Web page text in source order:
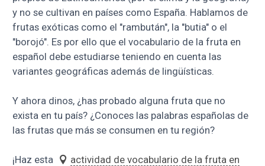
y no se cultivan en países como España. Hablamos de
frutas exóticas como el "rambután", la "butia" o el
"borojó". Es por ello que el vocabulario de la fruta en
español debe estudiarse teniendo en cuenta las
variantes geográficas además de lingüísticas.
Y ahora dinos, ¿has probado alguna fruta que no
exista en tu país? ¿Conoces las palabras españolas de
las frutas que más se consumen en tu región?
¡Haz esta
actividad de vocabulario de la fruta en